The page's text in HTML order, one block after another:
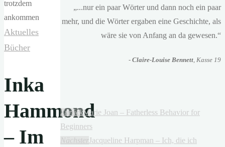
Aktuelles
Bücher
Inka
Hammond
– Im
„...nur ein paar Wörter und dann noch ein paar
mehr, und die Wörter ergaben eine Geschichte, als
wäre sie von Anfang an da gewesen.“
- Claire-Louise Bennett, Kasse 19
ZurückMarie Joan – Fatherless Behavior for
Beginners
NächsterJacqueline Harpman – Ich, die ich